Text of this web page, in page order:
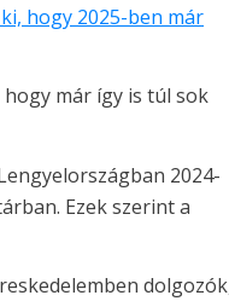
hogy 2025-ben már
már így is túl sok
2024-
Ezek szerint a